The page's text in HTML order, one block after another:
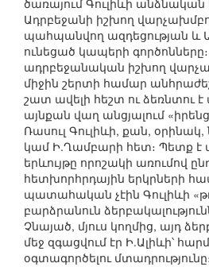
ծառայում Գուլիևի անձնական
Ադրբեջանի իշխող
պահպանվող ազդեցության և
ունեցած կապերի գործոնները։
ադրբեջանական իշխող
միջին շերտի համար
շատ ավելի հեշտ ու ձեռնտու
այնքան վաղ անցյալում
Ռասուլ Գուլիևի, քան, օրինակ,
կամ Ի.Ղամբարի հետ։ Պետք է
երևույթը որոշակի առումով
հետխորհրդային երկրների
պատահական չէին Գուլիևի
բարձրանուն
Չնայած, մյուս կողմից, այդ
մեջ զգացվում էր Ի.Ալիևի՝
օգտագործելու մտադրությունը։